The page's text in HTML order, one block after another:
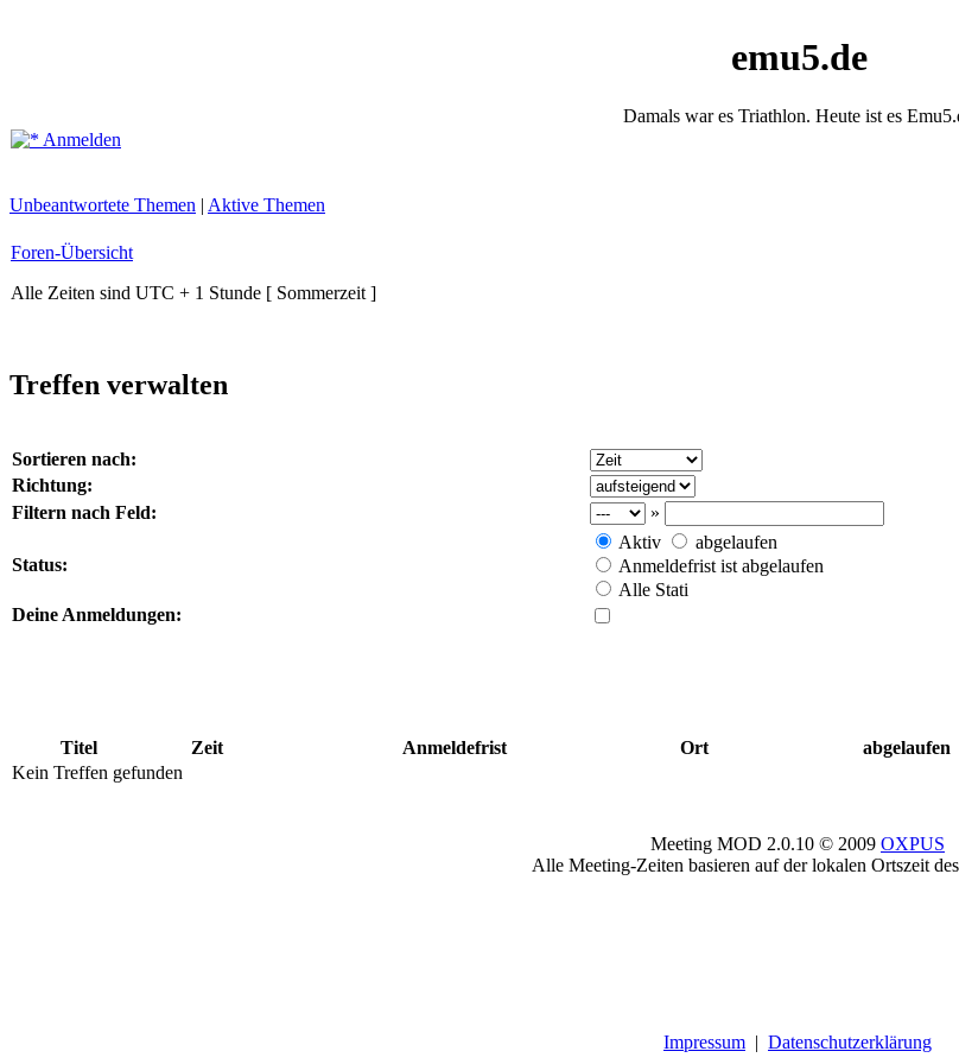
emu5.de
Damals war es Triathlon. Heute ist es
Anmelden
Unbeantwortete Themen | Aktive Themen
Foren-Übersicht
Alle Zeiten sind UTC + 1 Stunde [ Sommerzeit ]
Treffen verwalten
Sortieren nach:
Richtung:
Filtern nach Feld:
»
Status:
Aktiv
abgelaufen
Anmeldefrist ist abgelaufen
Alle Stati
Deine Anmeldungen:
Titel Zeit Anmeldefrist Ort abgelaufen
Kein Treffen gefunden
Meeting MOD 2.0.10 © 2009 OXPUS
Alle Meeting-Zeiten basieren auf der lokalen Ortszeit
Impressum | Datenschutzerklärung